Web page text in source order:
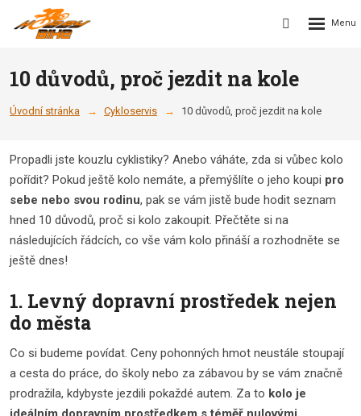
Vyhledávání
Rozbalení
10 důvodů, proč jezdit na kole
Úvodní stránka Cykloservis 10 důvodů, proč jezdit na kole
Propadli jste kouzlu cyklistiky? Anebo váháte, zda si vůbec kolo
pořídit? Pokud ještě kolo nemáte, a přemýšlíte o jeho koupi pro
sebe nebo svou rodinu, pak se vám jistě bude hodit seznam
hned 10 důvodů, proč si kolo zakoupit. Přečtěte si na
následujících řádcích, co vše vám kolo přináší a rozhodněte se
ještě dnes!
1. Levný dopravní prostředek nejen
do města
Co si budeme povídat. Ceny pohonných hmot neustále stoupají
a cesta do práce, do školy nebo za zábavou by se vám značně
prodražila, kdybyste jezdili pokaždé autem. Za to kolo je